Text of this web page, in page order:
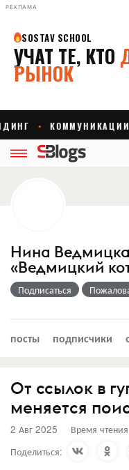
РЕКЛАМА
Нина
«Ведмицкий
Подписаться
посты подписчики
От ссылок в
меняется
2 Авг 2025 Время
Поделиться: